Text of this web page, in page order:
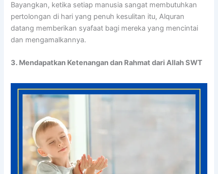
Bayangkan, ketika setiap manusia sangat membutuhkan
pertolongan di hari yang penuh kesulitan itu, Alquran
datang memberikan syafaat bagi mereka yang mencintai
dan mengamalkannya.
3. Mendapatkan Ketenangan dan Rahmat dari Allah SWT